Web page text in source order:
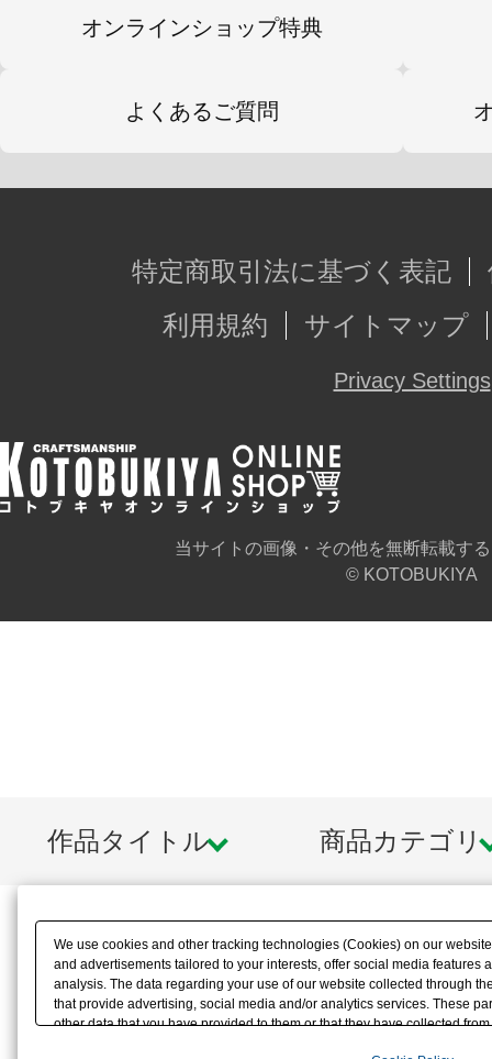
白上フブキ／夏色まつり／紫咲シオ
クレイジー・オリー／アーニャ・メ
カエラ・コヴァルスキア／森カリオ
古石ビジュー／セシリア・イマーグ
ーラ
※仕様・デザインは変更になる場合
承下さい。
※掲載画像はイメージです。実際の
オンラインショップ特典
よくあるご質問
特定商取引法に基づく表記
利用規約
サイトマップ
Privacy Settings
当サイトの画像・その他を無断転載す
© KOTOBUKIYA
作品タイトル 商品カテゴリ
We use cookies and other tracking technologies (Cookies) on our
and advertisements tailored to your interests, offer social media features
analysis. The data regarding your use of our website collected through
that provide advertising, social media and/or analytics services. These
other data that you have provided to them or that they have collected